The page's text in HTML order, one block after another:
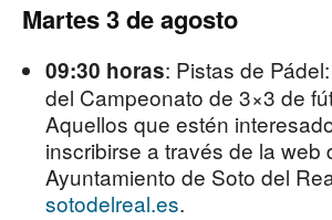
Martes 3 de agosto
09:30 horas: Pistas de
del Campeonato de 3×3 de
Aquellos que estén
inscribirse a través de la web
Ayuntamiento de Soto del
sotodelreal.es.